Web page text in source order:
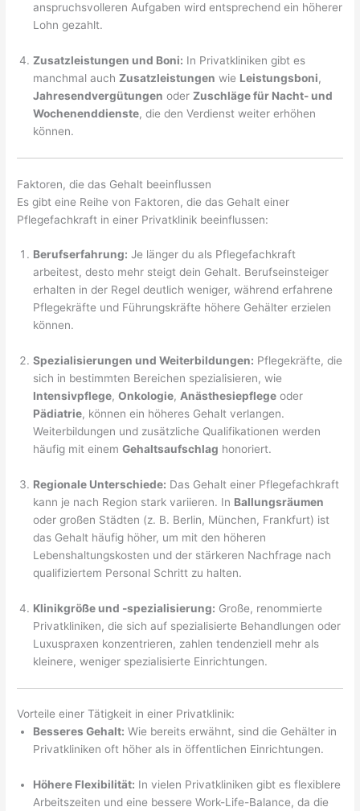
anspruchsvolleren Aufgaben wird entsprechend ein höherer
Lohn gezahlt.
Zusatzleistungen und Boni: In Privatkliniken gibt es
manchmal auchZusatzleistungen wie Leistungsboni,
Jahresendvergütungen oderZuschläge für Nacht- und
Wochenenddienste, die den Verdienst weiter erhöhen
können.
Faktoren, die das Gehalt beeinflussen
Es gibt eine Reihe von Faktoren, die das Gehalt einer
Pflegefachkraft in einer Privatklinik beeinflussen:
Berufserfahrung: Je länger du als Pflegefachkraft
arbeitest, desto mehr steigt dein Gehalt. Berufseinsteiger
erhalten in der Regel deutlich weniger, während erfahrene
Pflegekräfte und Führungskräfte höhere Gehälter erzielen
können.
Spezialisierungen und Weiterbildungen: Pflegekräfte, die
sich in bestimmten Bereichen spezialisieren, wie
Intensivpflege,Onkologie,Anästhesiepflege oder
Pädiatrie, können ein höheres Gehalt verlangen.
Weiterbildungen und zusätzliche Qualifikationen werden
häufig mit einemGehaltsaufschlag honoriert.
Regionale Unterschiede: Das Gehalt einer Pflegefachkraft
kann je nach Region stark variieren. In Ballungsräumen
oder großen Städten (z. B. Berlin, München, Frankfurt) ist
das Gehalt häufig höher, um mit den höheren
Lebenshaltungskosten und der stärkeren Nachfrage nach
qualifiziertem Personal Schritt zu halten.
Klinikgröße und -spezialisierung: Große, renommierte
Privatkliniken, die sich auf spezialisierte Behandlungen oder
Luxuspraxen konzentrieren, zahlen tendenziell mehr als
kleinere, weniger spezialisierte Einrichtungen.
Vorteile einer Tätigkeit in einer Privatklinik:
Besseres Gehalt: Wie bereits erwähnt, sind die Gehälter in
Privatkliniken oft höher als in öffentlichen Einrichtungen.
Höhere Flexibilität: In vielen Privatkliniken gibt es flexiblere
Arbeitszeiten und eine bessere Work-Life-Balance, da die